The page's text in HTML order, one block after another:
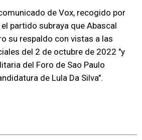
de Vox, recogido por
partido subraya que Abascal
su respaldo con vistas a las
del 2 de octubre de 2022 "y
del Foro de Sao Paulo
de Lula Da Silva".